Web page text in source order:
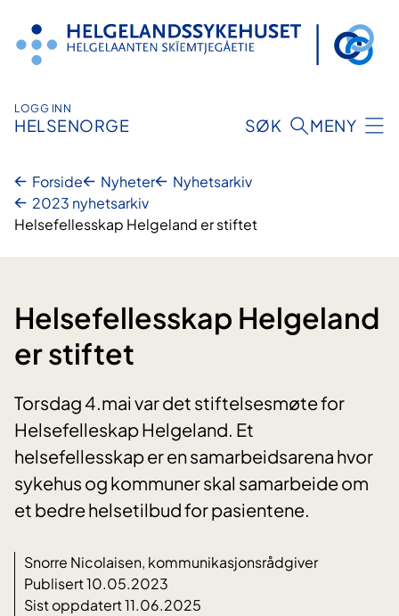
innhold
LOGG INN
HELSENORGE SØK MENY
Forside Nyheter
Nyhetsarkiv
2023 nyhetsarkiv
Helsefellesskap Helgeland er stiftet
Helsefellesskap Helgeland
er stiftet
Torsdag 4.mai var det stiftelsesmøte for
Helsefelleskap Helgeland. Et
helsefellesskap er en samarbeidsarena hvor
sykehus og kommuner skal samarbeide om
et bedre helsetilbud for pasientene.
Snorre Nicolaisen, kommunikasjonsrådgiver
Publisert 10.05.2023
Sist oppdatert 11.06.2025